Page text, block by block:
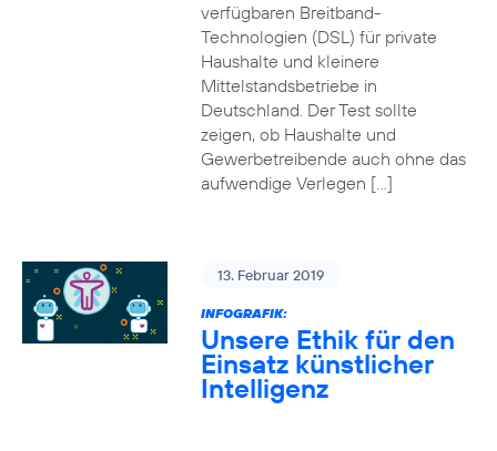
verfügbaren Breitband-
Technologien (DSL) für private
Haushalte und kleinere
Mittelstandsbetriebe in
Deutschland. Der Test sollte
zeigen, ob Haushalte und
Gewerbetreibende auch ohne das
aufwendige Verlegen […]
13. Februar 2019
INFOGRAFIK:
Unsere Ethik für den
Einsatz künstlicher
Intelligenz